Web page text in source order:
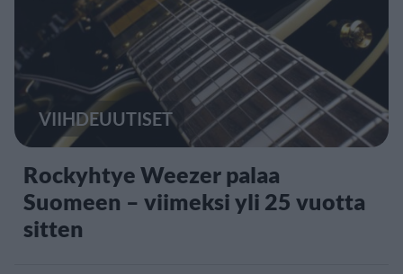
VIIHDEUUTISET
Rockyhtye Weezer palaa
Suomeen – viimeksi yli 25 vuotta
sitten